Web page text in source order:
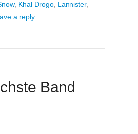
, Khal Drogo Lannister,
a reply
Band